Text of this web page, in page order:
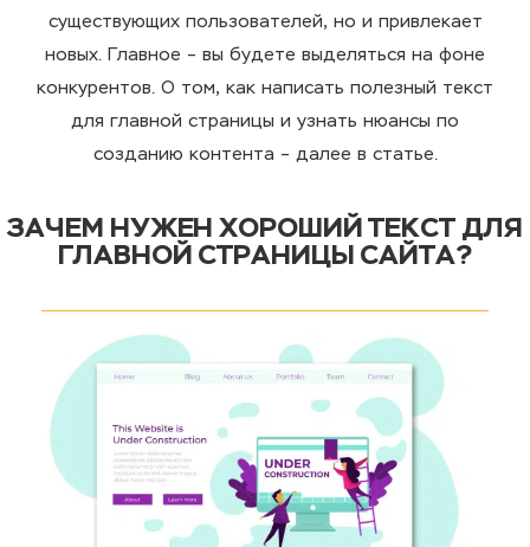
существующих пользователей, но и привлекает
новых. Главное – вы будете выделяться на фоне
конкурентов. О том, как написать полезный текст
для главной страницы и узнать нюансы по
созданию контента – далее в статье.
ЗАЧЕМ НУЖЕН ХОРОШИЙ ТЕКСТ ДЛЯ
ГЛАВНОЙ СТРАНИЦЫ САЙТА?